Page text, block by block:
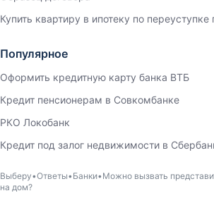
Купить квартиру в ипотеку по переуступке
Популярное
Оформить кредитную карту банка ВТБ
Кредит пенсионерам в Совкомбанке
РКО Локобанк
Кредит под залог недвижимости в
Выберу Ответы Банки Можно вызвать
на дом?